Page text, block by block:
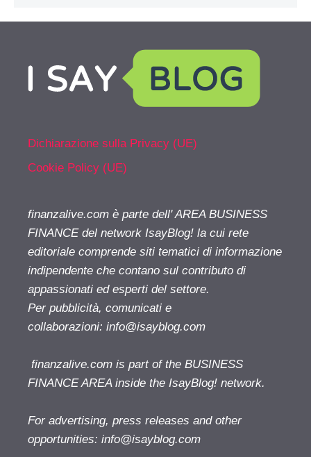
Dichiarazione sulla Privacy (UE)
Cookie Policy (UE)
finanzalive.com è parte dell' AREA BUSINESS
FINANCE del network IsayBlog! la cui rete
editoriale comprende siti tematici di informazione
indipendente che contano sul contributo di
appassionati ed esperti del settore.
Per pubblicità, comunicati e
collaborazioni: info@isayblog.com
finanzalive.com is part of the BUSINESS
FINANCE AREA inside the IsayBlog! network.
For advertising, press releases and other
opportunities: info@isayblog.com